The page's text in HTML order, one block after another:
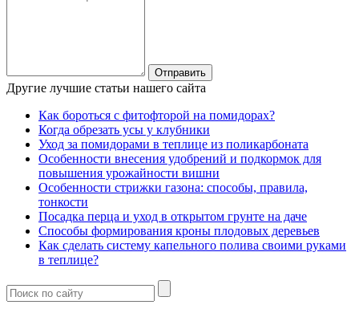
Другие лучшие статьи нашего сайта
Как бороться с фитофторой на помидорах?
Когда обрезать усы у клубники
Уход за помидорами в теплице из поликарбоната
Особенности внесения удобрений и подкормок для
повышения урожайности вишни
Особенности стрижки газона: способы, правила,
тонкости
Посадка перца и уход в открытом грунте на даче
Способы формирования кроны плодовых деревьев
Как сделать систему капельного полива своими руками
в теплице?